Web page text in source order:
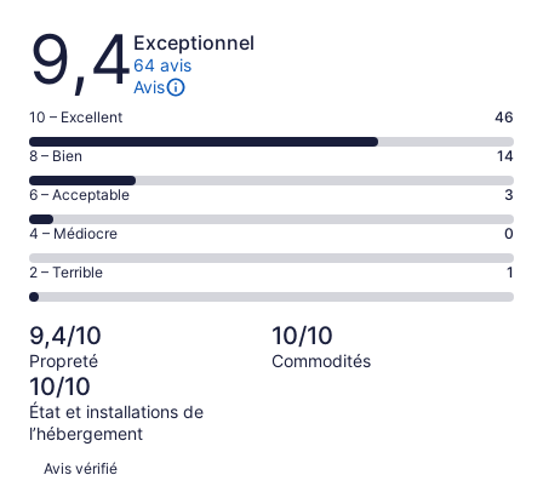
Avis
9,4 Exceptionnel
64 avis
Avis
Note
de 10
–
Excellent,
d’après
46 avis
sur 64.
10 – Excellent 46
Note
de 8
–
Bien,
d’après
14 avis
sur 64.
8 – Bien 14
Note
de 6
–
Acceptable,
d’après
sur 64.
6 – Acceptable 3
Note
de 4
–
Médiocre,
d’après
0 avis
sur 64.
4 – Médiocre 0
Note
de 2
–
Terrible,
d’après
1 avis
sur 64.
2 – Terrible 1
9,4/10
Propreté
10/10
Commodités
10/10
État et installations de
l’hébergement
Avis
Avis vérifié